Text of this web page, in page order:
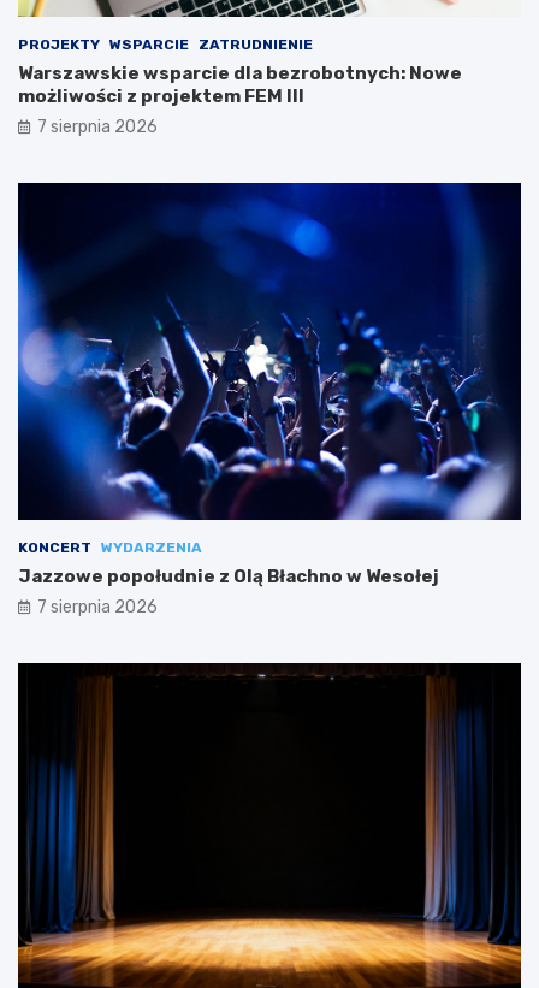
PROJEKTY WSPARCIE ZATRUDNIENIE
Warszawskie wsparcie dla bezrobotnych: Nowe
możliwości z projektem FEM III
7 sierpnia 2026
KONCERT WYDARZENIA
Jazzowe popołudnie z Olą Błachno w Wesołej
7 sierpnia 2026